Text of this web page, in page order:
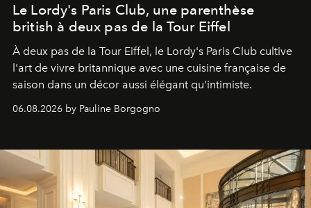
Le Lordy's Paris Club, une parenthèse
british à deux pas de la Tour Eiffel
À deux pas de la Tour Eiffel, le Lordy's Paris Club cultive
l'art de vivre britannique avec une cuisine française de
saison dans un décor aussi élégant qu'intimiste.
06.08.2026 by Pauline Borgogno